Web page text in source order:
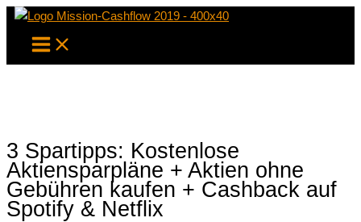
Zum
Inhalt
springen
3 Spartipps: Kostenlose
Aktiensparpläne + Aktien ohne
Gebühren kaufen + Cashback auf
Spotify & Netflix